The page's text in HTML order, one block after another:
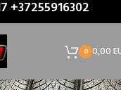
+37255916302
0 0,00